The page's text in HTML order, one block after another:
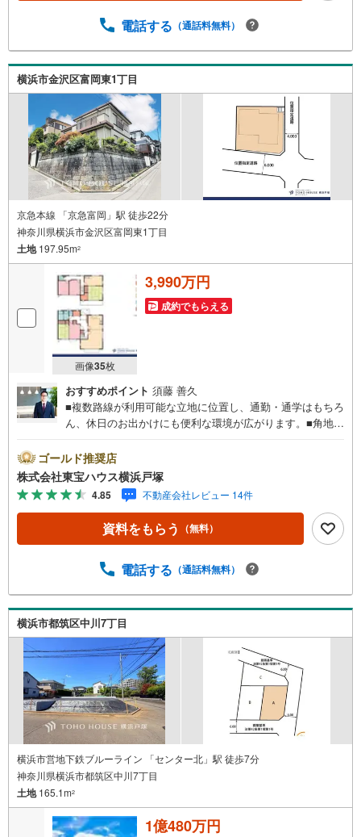
【定年時の住宅ローン残高】【住宅購入者だけが加入でき
ナス】これから多くなる【教育費】住宅を買った後から始
まる【住宅ローン返済】65歳以上から必要になる【老後の
費用負担】住宅探しの【このタイミング】で不安な部分を
明確にしていきませんか？？ --------------
電話する （通話料無料）
横浜市金沢区富岡東1丁目
京急本線 「京急富岡」駅 徒歩22分
神奈川県横浜市金沢区富岡東1丁目
土地197.95m2
画像35枚
3,990万円
成約でもらえる
おすすめポイント 須藤 善久
■複数路線が利用可能な立地に位置し、通勤・通学はもちろ
ん、休日のお出かけにも便利な環境が広がります。■角地な
取り込みやすい住環境。■ゆとりある敷地・建物規模は、二
世帯での暮らしもご検討いただける広さ。将来のライフス
タイルの変化にも柔軟に対応しやすく、住まい選びの選択
肢が広がります。＝＝＝＝＝＝＝＝＝＝＝＝＝＝＝＝＝＝
＝＝【東宝ハウス横浜戸塚】提携銀行 じぶん銀行利用可 *
がん100％保証団信＋全疾病保障付き＝＝＝＝＝＝＝＝＝＝
せください）毎日、ご見学・ご相談が可能です。9:00～21:
のご来社等ご相談下さい。○FPによるライフプランのシミ
ュレーションライフプランにあった資金計画や、住宅ロー
ンのご相談など。○キッズスペースもご用意しております○
お車の無料提携駐車場がございます詳しくは営業スタッフ
よりお伝えさせて頂きます。なんでもお気軽にお申し付け
くださいませ。
ゴールド推奨店
株式会社東宝ハウス横浜戸塚
4.85 不動産会社レビュー 14件
資料をもらう （無料）
電話する （通話料無料）
横浜市都筑区中川7丁目
横浜市営地下鉄ブルーライン 「センター北」駅 徒歩7分
神奈川県横浜市都筑区中川7丁目
土地165.1m2
1億480万円